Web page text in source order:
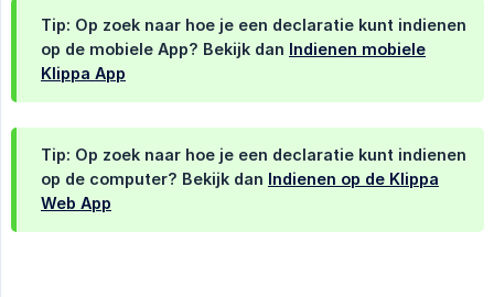
Tip: Op zoek naar hoe je een declaratie kunt indienen
op de mobiele App? Bekijk dan Indienen mobiele
Klippa App
Tip: Op zoek naar hoe je een declaratie kunt indienen
op de computer? Bekijk dan Indienen op de Klippa
Web App